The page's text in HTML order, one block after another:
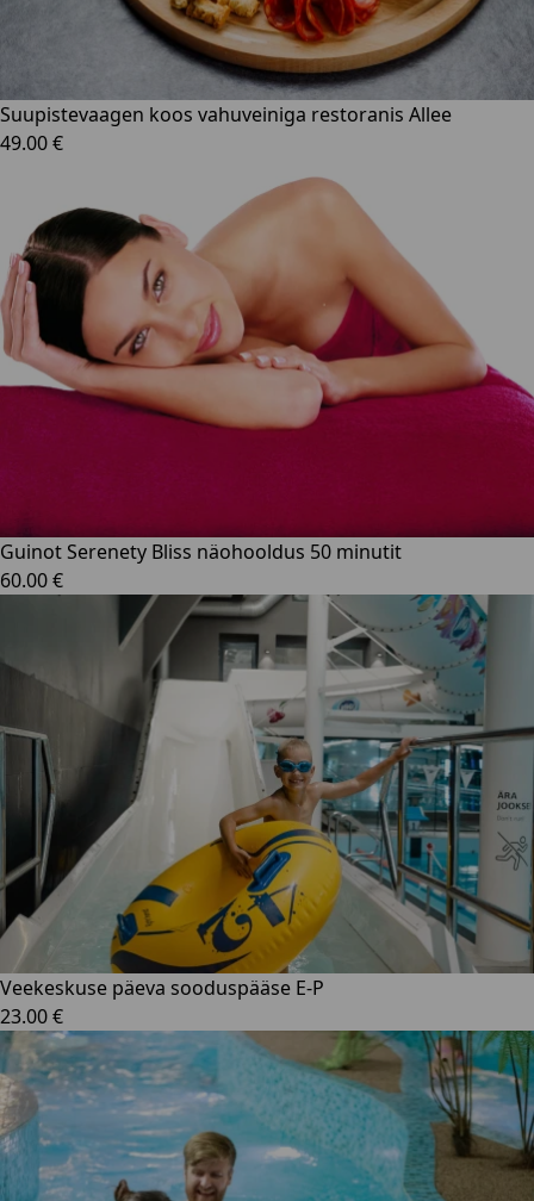
Suupistevaagen koos vahuveiniga restoranis Allee
49.00 €
Guinot Serenety Bliss näohooldus 50 minutit
60.00 €
Veekeskuse päeva sooduspääse E-P
23.00 €